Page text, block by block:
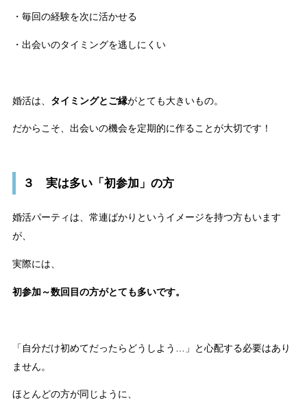
・毎回の経験を次に活かせる
・出会いのタイミングを逃しにくい
婚活は、 タイミングとご縁がとても大きいもの。
だからこそ、出会いの機会を定期的に作ることが大切です！
３ 実は多い「初参加」の方
婚活パーティは、常連ばかりというイメージを持つ方もいます
が、
実際には、
初参加～数回目の方がとても多いです。
「自分だけ初めてだったらどうしよう…」と心配する必要はあり
ません。
ほとんどの方が同じように、